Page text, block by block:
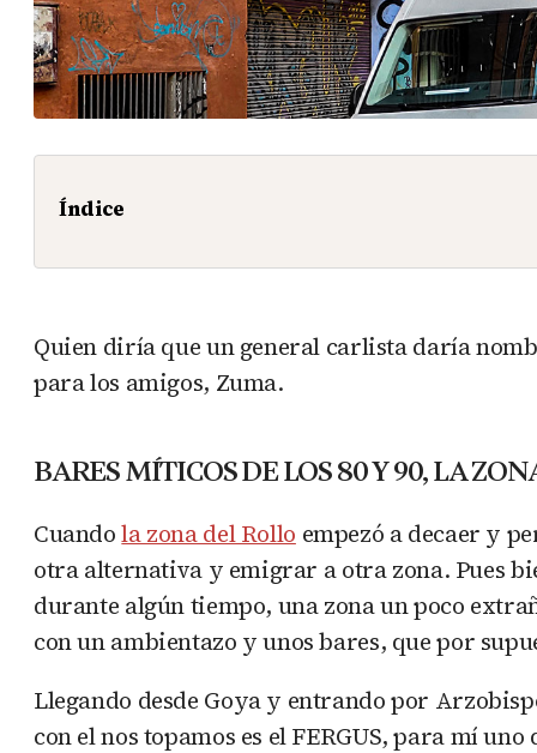
Índice
Quien diría que un general carlista daría
para los amigos, Zuma.
BARES MÍTICOS DE LOS 80 Y 90, LA
Cuandola zona del Rollo empezó a decaer y
otra alternativa y emigrar a otra zona. Pues
durante algún tiempo, una zona un poco
con un ambientazo y unos bares, que por
Llegando desde Goya y entrando por
con el nos topamos es el FERGUS, para mí